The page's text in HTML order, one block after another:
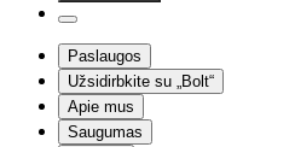
Paslaugos
Užsidirbkite su „Bolt“
Apie mus
Saugumas